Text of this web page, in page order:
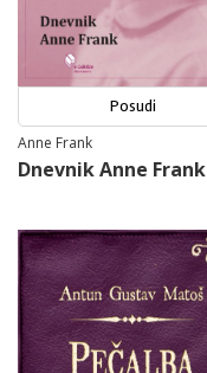
Posudi
Anne Frank
Dnevnik Anne Frank